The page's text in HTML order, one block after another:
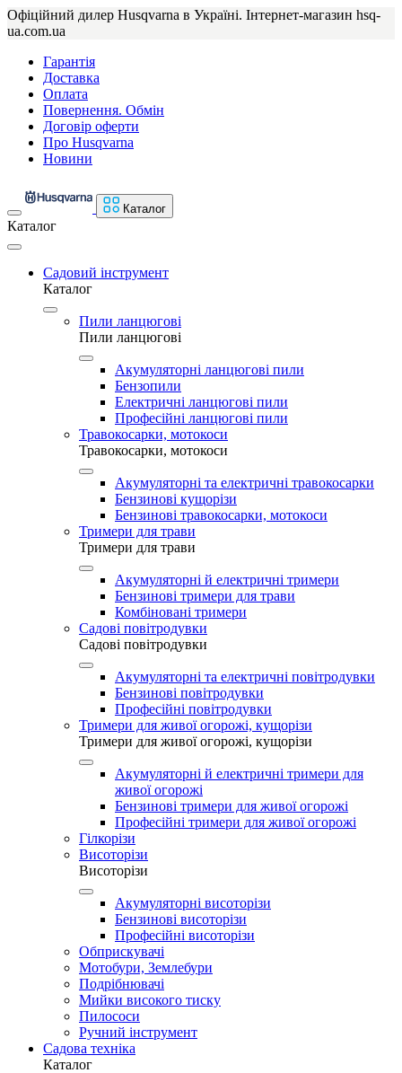
Офіційний дилер Husqvarna в Україні. Інтернет-магазин hsq-
ua.com.ua
Гарантія
Доставка
Оплата
Повернення. Обмін
Договір оферти
Про Husqvarna
Новини
Каталог
Каталог
Садовий інструмент
Каталог
Пили ланцюгові
Пили ланцюгові
Акумуляторні ланцюгові пили
Бензопили
Електричні ланцюгові пили
Професійні ланцюгові пили
Травокосарки, мотокоси
Травокосарки, мотокоси
Акумуляторні та електричні травокосарки
Бензинові кущорізи
Бензинові травокосарки, мотокоси
Тримери для трави
Тримери для трави
Акумуляторні й електричні тримери
Бензинові тримери для трави
Комбіновані тримери
Садові повітродувки
Садові повітродувки
Акумуляторні та електричні повітродувки
Бензинові повітродувки
Професійні повітродувки
Тримери для живої огорожі, кущорізи
Тримери для живої огорожі, кущорізи
Акумуляторні й електричні тримери для
живої огорожі
Бензинові тримери для живої огорожі
Професійні тримери для живої огорожі
Гілкорізи
Висоторізи
Висоторізи
Акумуляторні висоторізи
Бензинові висоторізи
Професійні висоторізи
Обприскувачі
Мотобури, Землебури
Подрібнювачі
Мийки високого тиску
Пилососи
Ручний інструмент
Садова техніка
Каталог